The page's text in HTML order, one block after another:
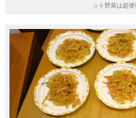
ット野菜は超便